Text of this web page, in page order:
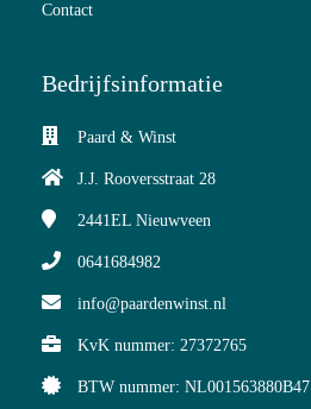
Contact
Bedrijfsinformatie
Paard & Winst
J.J. Rooversstraat 28
2441EL Nieuwveen
0641684982
info@paardenwinst.nl
KvK nummer: 27372765
BTW nummer: NL001563880B47